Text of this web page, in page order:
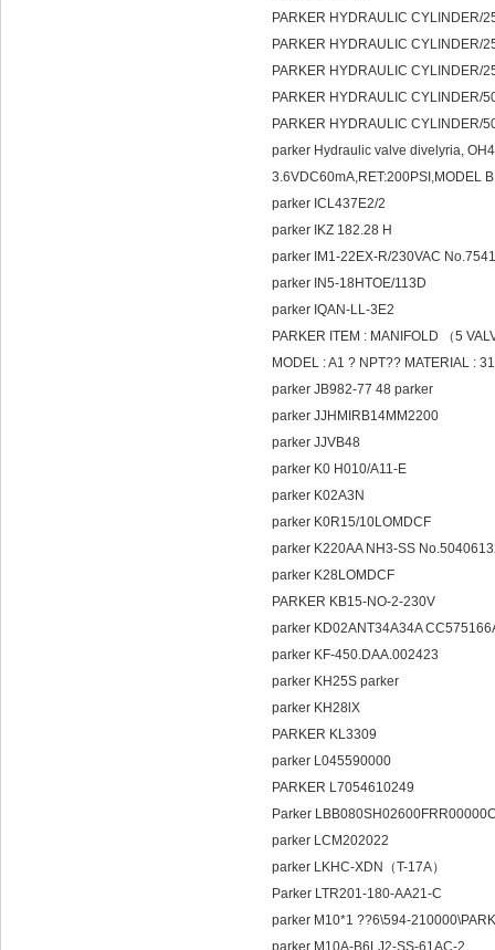
PARKER HYDRAULIC
PARKER HYDRAULIC CYLINDER/
PARKER HYDRAULIC
PARKER HYDRAULIC
PARKER HYDRAULIC
parker Hydraulic valve divelyria,
3.6VDC60mA,RET:200PSI,MODEL
parker ICL437E2/2
parker IKZ 182.28 H
parker IM1-22EX-R/230VAC
parker IN5-18HTOE/113D
parker IQAN-LL-3E2
PARKER ITEM : MANIFOLD （5
MODEL : A1 ? NPT?? MATERIAL :
parker JB982-77 48 parker
parker JJHMIRB14MM2200
parker JJVB48
parker K0 H010/A11-E
parker K02A3N
parker K0R15/10LOMDCF
parker K220AA NH3-SS
parker K28LOMDCF
PARKER KB15-NO-2-230V
parker KD02ANT34A34A
parker KF-450.DAA.002423
parker KH25S parker
parker KH28lX
PARKER KL3309
parker L045590000
PARKER L7054610249
Parker
parker LCM202022
parker LKHC-XDN（T-17A）
Parker LTR201-180-AA21-C
parker M10*1 ??6\594-
parker M10A-B6LJ2-SS-61AC-2